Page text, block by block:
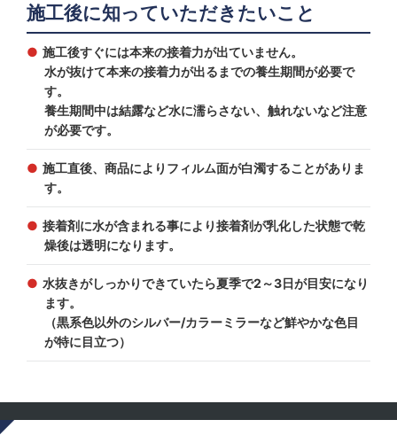
施工後に知っていただきたいこと
施工後すぐには本来の接着力が出ていません。
水が抜けて本来の接着力が出るまでの養生期間が必要で
す。
養生期間中は結露など水に濡らさない、触れないなど注意
が必要です。
施工直後、商品によりフィルム面が白濁することがありま
す。
接着剤に水が含まれる事により接着剤が乳化した状態で乾
燥後は透明になります。
水抜きがしっかりできていたら夏季で2～3日が目安になり
ます。
（黒系色以外のシルバー/カラーミラーなど鮮やかな色目
が特に目立つ）